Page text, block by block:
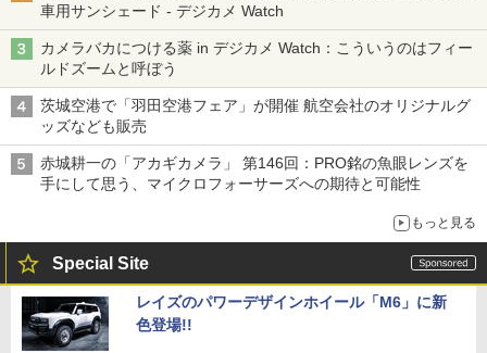
車用サンシェード - デジカメ Watch
カメラバカにつける薬 in デジカメ Watch：こういうのはフィー
ルドズームと呼ぼう
茨城空港で「羽田空港フェア」が開催 航空会社のオリジナルグ
ッズなども販売
赤城耕一の「アカギカメラ」 第146回：PRO銘の魚眼レンズを
手にして思う、マイクロフォーサーズへの期待と可能性
もっと見る
Special Site
レイズのパワーデザインホイール「M6」に新
色登場!!